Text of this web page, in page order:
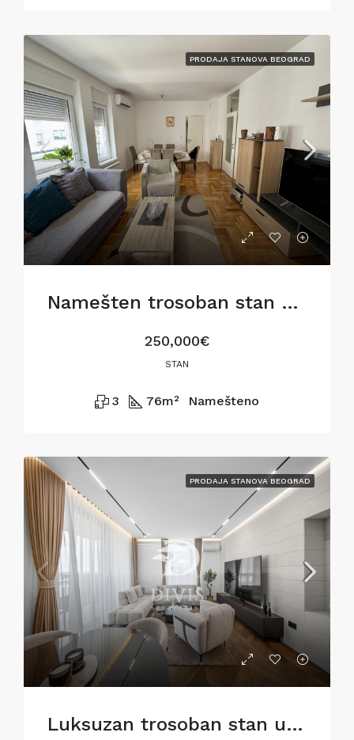
PRODAJA STANOVA BEOGRAD
Namešten trosoban stan u Gostivarskoj ulici,76m2
250,000€
STAN
3 76m² Namešteno
PRODAJA STANOVA BEOGRAD
Luksuzan trosoban stan u BW Metropolitan,82m2